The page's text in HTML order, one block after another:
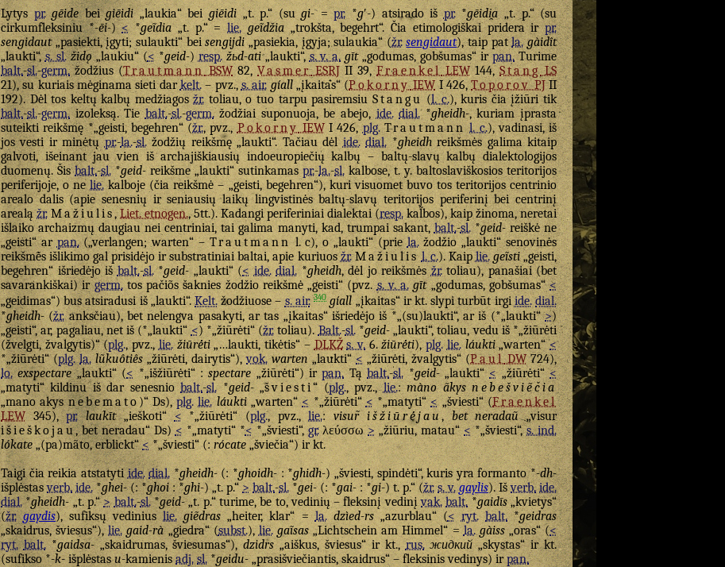
Lytyspr. gēidebeigiēidi„laukia“ beigiēidi„t. p.“ (sugi-=pr.*gʹ-) atsirado išpr.*gēidi̯a„t. p.“ (su
cirkumfleksiniu *-ēi-)<*geĩdia„t. p.“ =lie. geĩdžia„trokšta, begehrt“. Čia etimologiškai pridera irpr.
sengidaut„pasiekti, įgyti; sulaukti“ beisengijdi„pasiekia, įgyja; sulaukia“ (žr. sengidaut), taip patla. gàidît
„laukti“,s. sl. židǫ„laukiu“ (<*geid-) resp. žьd-ati„laukti“,s. v. a. gīt„godumas, gobšumas“ irpan.Turime
balt.-sl.-germ.žodžius (TrautmannBSW82, VasmerESRJII 39,FraenkelLEW144,StangLS
21), su kuriais mėginama sieti darkelt.– pvz., s. air. gíall„įkaitas“ (PokornyIEWI 426,ToporovPJII
192). Dėl tos keltų kalbų medžiagosžr.toliau, o tuo tarpu pasiremsiuStangu (l. c.), kuris čia įžiūri tik
balt.-sl.-germ.izoleksą. Tiebalt.-sl.-germ.žodžiai suponuoja, be abejo,ide. dial.*gheidh-, kuriam įprasta
suteikti reikšmę *„geisti, begehren“ (žr., pvz.,PokornyIEWI 426,plg. Trautmann l. c.), vadinasi, iš
jos vesti ir minėtųpr.-la.-sl.žodžių reikšmę „laukti“. Tačiau dėlide. dial.*gheidhreikšmės galima kitaip
galvoti, išeinant jau vien iš archajiškiausių indoeuropiečių kalbų – baltų-slavų kalbų dialektologijos
duomenų. Šisbalt.-sl.*geid- reikšme „laukti“ sutinkamaspr.-la.-sl. kalbose, t. y. baltoslaviškosios teritorijos
periferijoje, o nelie.kalboje (čia reikšmė – „geisti, begehren“), kuri visuomet buvo tos teritorijos centrinio
arealo dalis (apie senesnių ir seniausių laikų lingvistinės baltų-slavų teritorijos periferinį bei centrinį
arealąžr. Mažiulis,Liet. etnogen., 5tt.). Kadangi periferiniai dialektai (resp.kal̃bos), kaip žinoma, neretai
išlaiko archaizmų daugiau nei centriniai, tai galima manyti, kad, trumpai sakant,balt.-sl.*geid-reiškė ne
„geisti“ arpan.(„verlangen; warten“ –Trautmannl. c), o „laukti“ (priela.žodžio „laukti“ senovinės
reikšmė̃s išlikimo gal prisidėjo ir substratiniai baltai, apie kuriuosžr. Mažiulis l. c.). Kaiplie. geĩsti„geisti,
begehren“ išriedėjo išbalt.-sl.*geid-„laukti“ (< ide. dial.*gheidh, dėl jo reikšmėsžr.toliau), panašiai (bet
savarankiškai) irgerm.tos pačiõs šaknies žodžio reikšmė „geisti“ (pvz.s. v. a. gīt„godumas, gobšumas“<
„geidimas“) bus atsiradusi iš „laukti“.Kelt.žodžiuose –s. air. 340 gíall„įkaitas“ ir kt. slypi turbūt irgiide. dial.
*gheidh-(žr.anksčiau), bet nelengva pasakyti, ar tas „įkaitas“ išriedėjo iš *„(su)laukti“, ar iš (*„laukti“>)
„geisti“, ar, pagaliau, net iš (*„laukti“<) *„žiūrėti“ (žr.toliau).Balt.-sl.*geid-„laukti“, toliau, vedu iš *„žiūrėti
(žvelgti, žvalgytis)“ (plg., pvz.,lie. žiūrė́ti„…laukti, tikėtis“ –DLKŽ s. v.6.žiūrė́ti),plg. lie. láukti„warten“<
*„žiūrėti“ (plg. la. lũkuôtiês„žiūrėti, dairytis“),vok. warten„laukti“<„žiūrėti, žvalgytis“ (PaulDW724),
lo. exspectare„laukti“ (<*„išžiūrėti“ :spectare„žiūrėti“) irpan.Tąbalt.-sl.*geid-„laukti“<„žiūrėti“<
„matyti“ kildinu iš dar senesniobalt.-sl.*geid-„šviesti“ (plg., pvz.,lie.:màno ãkys nebešviẽčia
„mano akysnebemato)“ Ds),plg. lie. láukti„warten“<*„žiūrėti“<*„matyti“<„šviesti“ (Fraenkel
LEW345),pr. laukīt„ieškoti“<*„žiūrėti“ (plg., pvz.,lie.:visur̃ išžiūrė́jau,bet neradaũ„visur
išieškojau, bet neradau“ Ds)<*„matyti“ *<*„šviesti“,gr. λεύσσω >„žiūriu, matau“<*„šviesti“,s. ind.
lókate„(pa)mãto, erblickt“<*„šviesti“ (:rócate„šviečia“) ir kt.
Taigi čia reikia atstatytiide. dial.*gheidh-(: *ghoidh-: *ghidh-) „šviesti, spindėti“, kuris yra formanto *-dh-
išplėstasverb. ide.*ghei-(: *ghoi: *ghi-) „t. p.“> balt.-sl.*gei-(: *gai-: *gi-) t. p.“ (žr. s. v. gaylis). Išverb. ide.
dial.*gheidh-„t. p.“> balt.-sl.*geid-„t. p.“ turime, be to, vedinių – fleksinį vedinįvak. balt.*gaidīs„kvietys“
(žr. gaydis), sufiksų vediniuslie. giẽdras„heiter, klar“ =la. dzìed-rs„azurblau“ (< ryt. balt.*geidras
„skaidrus, šviesus“),lie. gaid-rà„giedra“ (subst.),lie. gaĩsas„Lichtschein am Himmel“ =la. gàiss„oras“ (<
ryt. balt.*gaidsa-„skaidrumas, šviesumas“),dzidrs„aiškus, šviesus“ ir kt.,rus. жидкий„skystas“ ir kt.
(sufikso *-k-išplėstasu-kamienisadj. sl.*geidu-„prasišviečiantis, skaidrus“ – fleksinis vedinys) irpan.